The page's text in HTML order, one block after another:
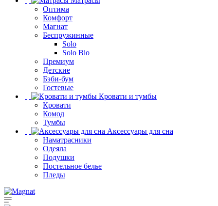
Оптима
Комфорт
Магнат
Беспружинные
Solo
Solo Bio
Премиум
Детские
Бэби-бум
Гостевые
Кровати и тумбы
Кровати
Комод
Тумбы
Аксессуары для сна
Наматрасники
Одеяла
Подушки
Постельное белье
Пледы